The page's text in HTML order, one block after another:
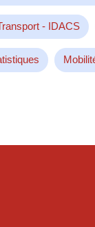
- IDACS